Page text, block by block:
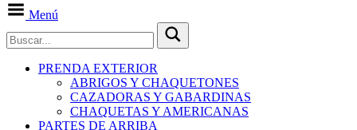
Menú
PRENDA EXTERIOR
ABRIGOS Y CHAQUETONES
CAZADORAS Y GABARDINAS
CHAQUETAS Y AMERICANAS
PARTES DE ARRIBA